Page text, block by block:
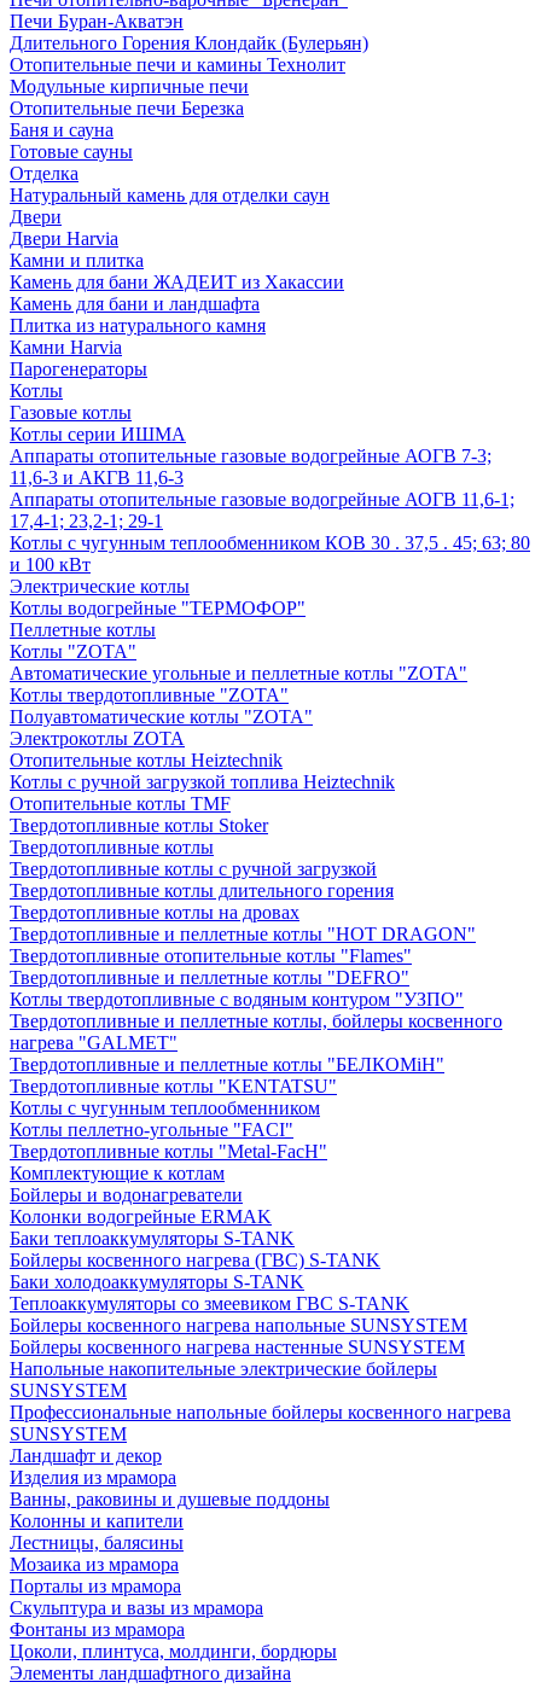
Печи Буран-Акватэн
Длительного Горения Клондайк (Булерьян)
Отопительные печи и камины Технолит
Модульные кирпичные печи
Отопительные печи Березка
Баня и сауна
Готовые сауны
Отделка
Натуральный камень для отделки саун
Двери
Двери Harvia
Камни и плитка
Камень для бани ЖАДЕИТ из Хакассии
Камень для бани и ландшафта
Плитка из натурального камня
Камни Harvia
Парогенераторы
Котлы
Газовые котлы
Котлы серии ИШМА
Аппараты отопительные газовые водогрейные АОГВ 7-3;
11,6-3 и АКГВ 11,6-3
Аппараты отопительные газовые водогрейные АОГВ 11,6-1;
17,4-1; 23,2-1; 29-1
Котлы с чугунным теплообменником КОВ 30 . 37,5 . 45; 63; 80
и 100 кВт
Электрические котлы
Котлы водогрейные "ТЕРМОФОР"
Пеллетные котлы
Котлы "ZOTA"
Автоматические угольные и пеллетные котлы "ZOTA"
Котлы твердотопливные "ZOTA"
Полуавтоматические котлы "ZOTA"
Электрокотлы ZOTA
Отопительные котлы Heiztechnik
Котлы с ручной загрузкой топлива Heiztechnik
Отопительные котлы TMF
Твердотопливные котлы Stoker
Твердотопливные котлы
Твердотопливные котлы с ручной загрузкой
Твердотопливные котлы длительного горения
Твердотопливные котлы на дровах
Твердотопливные и пеллетные котлы "HOT DRAGON"
Твердотопливные отопительные котлы "Flames"
Твердотопливные и пеллетные котлы "DEFRO"
Котлы твердотопливные с водяным контуром "УЗПО"
Твердотопливные и пеллетные котлы, бойлеры косвенного
нагрева "GALMET"
Твердотопливные и пеллетные котлы "БЕЛКОМiН"
Твердотопливные котлы "KENTATSU"
Котлы с чугунным теплообменником
Котлы пеллетно-угольные "FACI"
Твердотопливные котлы "Metal-FacH"
Комплектующие к котлам
Бойлеры и водонагреватели
Колонки водогрейные ERMAK
Баки теплоаккумуляторы S-TANK
Бойлеры косвенного нагрева (ГВС) S-TANK
Баки холодоаккумуляторы S-TANK
Теплоаккумуляторы со змеевиком ГВС S-TANK
Бойлеры косвенного нагрева напольные SUNSYSTEM
Бойлеры косвенного нагрева настенные SUNSYSTEM
Напольные накопительные электрические бойлеры
SUNSYSTEM
Профессиональные напольные бойлеры косвенного нагрева
SUNSYSTEM
Ландшафт и декор
Изделия из мрамора
Ванны, раковины и душевые поддоны
Колонны и капители
Лестницы, балясины
Мозаика из мрамора
Порталы из мрамора
Скульптура и вазы из мрамора
Фонтаны из мрамора
Цоколи, плинтуса, молдинги, бордюры
Элементы ландшафтного дизайна